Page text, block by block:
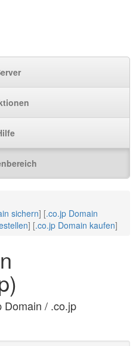
sichern] [.co.jp Domain
] [.co.jp Domain kaufen]
Domain / .co.jp